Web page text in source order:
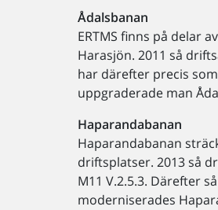
Ådalsbanan
ERTMS finns på delar
Harasjön. 2011 så
har därefter precis
uppgraderade man
Haparandabanan
Haparandabanan
driftsplatser. 2013 så
M11 V.2.5.3. Därefter
moderniserades